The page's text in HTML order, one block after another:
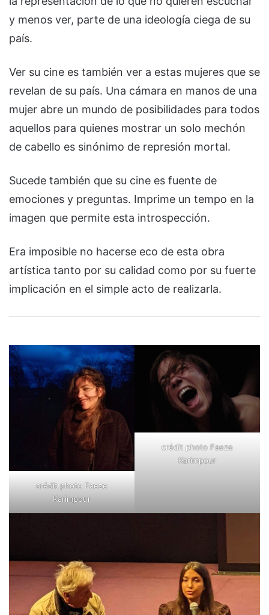
y menos ver, parte de una ideología ciega de su
país.
Ver su cine es también ver a estas mujeres que se
revelan de su país. Una cámara en manos de una
mujer abre un mundo de posibilidades para todos
aquellos para quienes mostrar un solo mechón
de cabello es sinónimo de represión mortal.
Sucede también que su cine es fuente de
emociones y preguntas. Imprime un tempo en la
imagen que permite esta introspección.
Era imposible no hacerse eco de esta obra
artística tanto por su calidad como por su fuerte
implicación en el simple acto de realizarla.
crédit photo Faeze
Karimpour
crédit photo Faeze
Karimpour